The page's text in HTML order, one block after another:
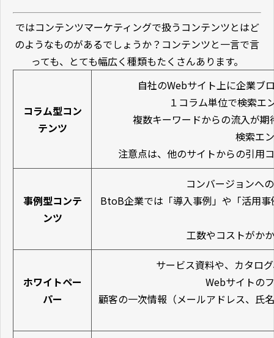
ではコンテンツマーケティングで扱うコンテンツとはど
のようなものがあるでしょうか？コンテンツと一言で言
っても、とても幅広く種類もたくさんあります。
コラム型コン
テンツ
自社のWebサイト上に企業ブ
１コラム単位で検索エ
複数キーワードからの流入が
検索エ
注意点は、他のサイトからの引用
事例型コンテ
ンツ
コンバージョンへ
BtoB企業では「導入事例」や「活用
工数やコストがか
ホワイトペー
パー
サービス資料や、カタロ
Webサイトの
顧客の一次情報（メールアドレス、氏